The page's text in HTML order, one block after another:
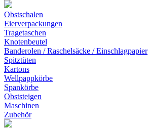
Obstschalen
Eierverpackungen
Tragetaschen
Knotenbeutel
Banderolen / Raschelsäcke / Einschlagpapier
Spitztüten
Kartons
Wellpappkörbe
Spankörbe
Obststeigen
Maschinen
Zubehör